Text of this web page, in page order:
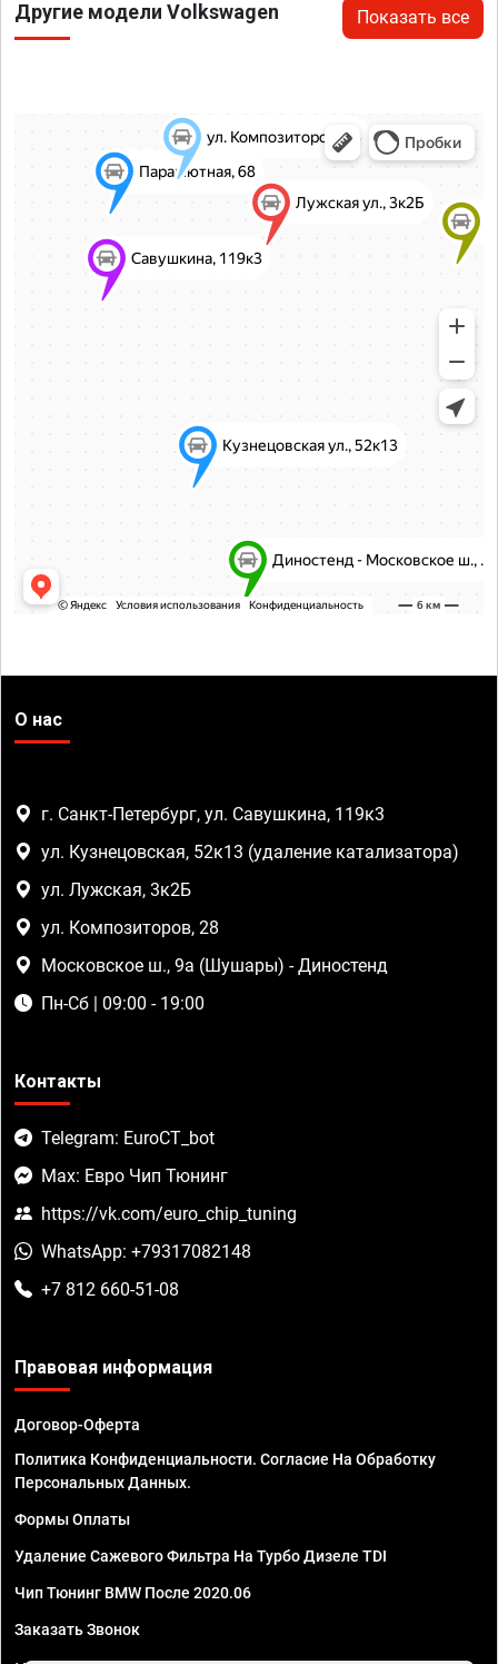
Другие модели Volkswagen Показать все
О нас
г. Санкт-Петербург, ул. Савушкина, 119к3
ул. Кузнецовская, 52к13 (удаление катализатора)
ул. Лужская, 3к2Б
ул. Композиторов, 28
Московское ш., 9а (Шушары) - Диностенд
Пн-Сб | 09:00 - 19:00
Контакты
Telegram: EuroCT_bot
Max: Евро Чип Тюнинг
https://vk.com/euro_chip_tuning
WhatsApp: +79317082148
+7 812 660-51-08
Правовая информация
Договор-Оферта
Политика Конфиденциальности. Согласие На Обработку
Персональных Данных.
Формы Оплаты
Удаление Сажевого Фильтра На Турбо Дизеле TDI
Чип Тюнинг BMW После 2020.06
Заказать Звонок